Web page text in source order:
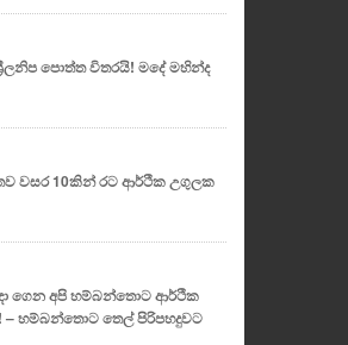
පොත්ත විතරයි! මදේ මහින්ද
වසර 10කින් රට ආර්ථික උගුලක
ගෙන අපි හම්බන්තොට ආර්ථික
– හම්බන්තොට තෙල් පිරිපහදුවට